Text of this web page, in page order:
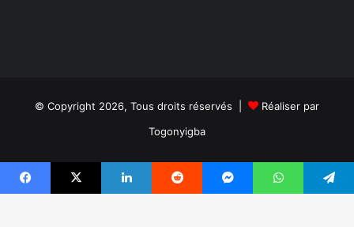
© Copyright 2026, Tous droits réservés |
Réaliser par
Togonyigba
FacebookTikTokWhatsApp
Facebook X Linkedin Reddit Messenger WhatsApp Telegram